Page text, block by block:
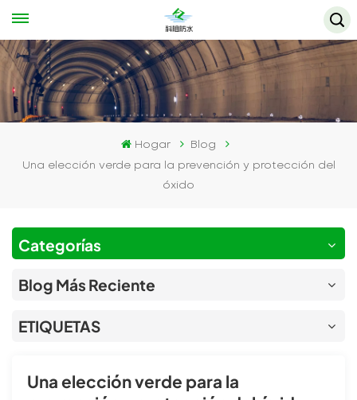
Hogar
Blog
Una elección verde para la prevención y protección del
óxido
Categorías
Blog Más Reciente
ETIQUETAS
Una elección verde para la